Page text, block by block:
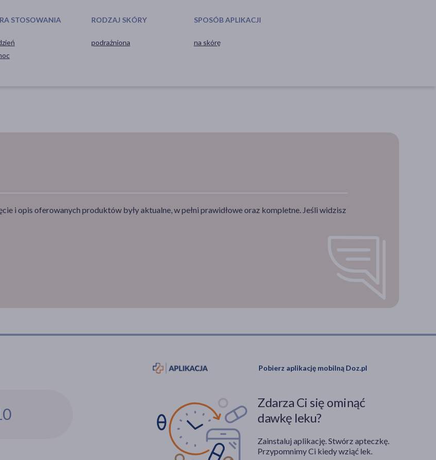
STOSOWANIA RODZAJ SKÓRY
podrażniona
SPOSÓB APLIKACJI
na skórę
i opis oferowanych produktów były aktualne, w pełni prawidłowe oraz kompletne. Jeśli widzisz
Pobierz aplikację mobilną Doz.pl
Zdarza Ci się ominąć
dawkę leku?
Zainstaluj aplikację. Stwórz apteczkę.
Przypomnimy Ci kiedy wziąć lek.